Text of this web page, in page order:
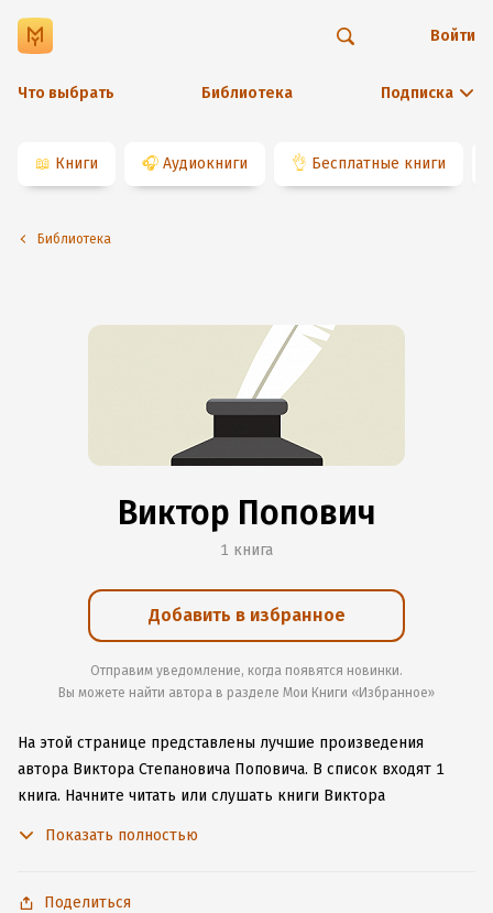
Что выбрать Библиотека Подписка
Войти
📖 Книги 🎧 Аудиокниги 👌 Бесплатные книги
Библиотека
Виктор Попович
1 книга
Добавить в избранное
Отправим уведомление, когда появятся новинки.
Вы можете найти автора в разделе Мои Книги «Избранное»
На этой странице представлены лучшие произведения
автора Виктора Степановича Поповича. В список входят 1
книга. Начните читать или слушать книги Виктора
подключения к интернету.
Показать полностью
Поделиться